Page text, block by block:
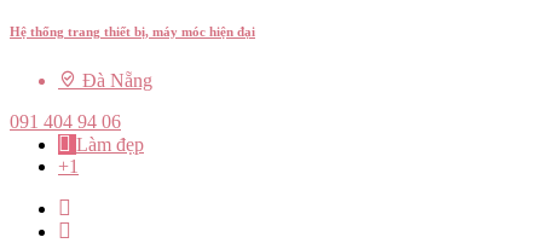
Hệ thống trang thiết bị, máy móc hiện đại
Đà Nẵng
091 404 94 06
Làm đẹp
+1